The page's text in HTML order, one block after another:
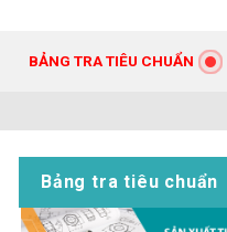
BẢNG TRA TIÊU CHUẨN
Bảng tra tiêu chuẩn